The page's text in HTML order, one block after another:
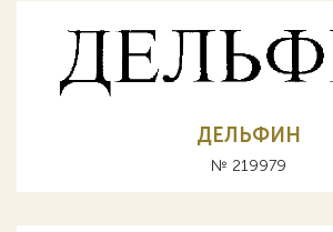
ДЕЛЬФИН
№ 219979